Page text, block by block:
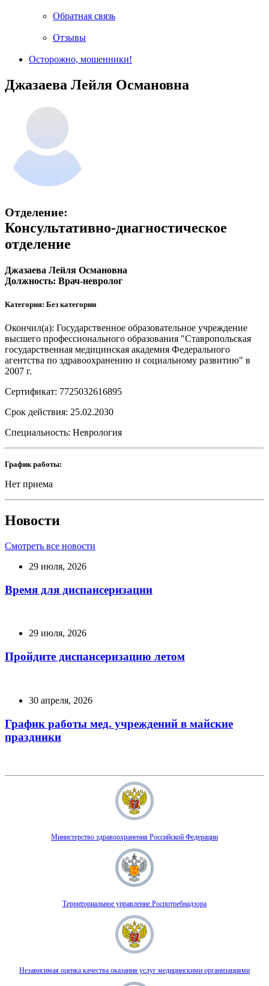
Обратная связь
Отзывы
Осторожно, мошенники!
Джазаева Лейля Османовна
Отделение:
Консультативно-диагностическое
отделение
Джазаева Лейля Османовна
Должность: Врач-невролог
Категория: Без категории
Окончил(а): Государственное образовательное учреждение
высшего профессионального образования "Ставропольская
государственная медицинская академия Федерального
агентства по здравоохранению и социальному развитию" в
2007 г.
Сертификат: 7725032616895
Срок действия: 25.02.2030
Специальность: Неврология
График работы:
Нет приема
Новости
Смотреть все новости
29 июля, 2026
Время для диспансеризации
29 июля, 2026
Пройдите диспансеризацию летом
30 апреля, 2026
График работы мед. учреждений в майские
праздники
Министерство здравоохранения Российской Федерации
Территориальное управление Роспотребнадзора
Независимая оценка качества оказания услуг медицинскими организациями